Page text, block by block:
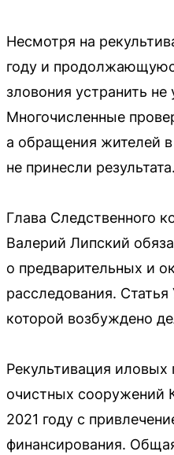
Несмотря на
году и
зловония устранить не
Многочисленные
а обращения жителей
не принесли результата.
Глава Следственного
Валерий Липский
о предварительных и
расследования. Статья
которой возбуждено
Рекультивация иловых
очистных сооружений
2021 году с
финансирования.